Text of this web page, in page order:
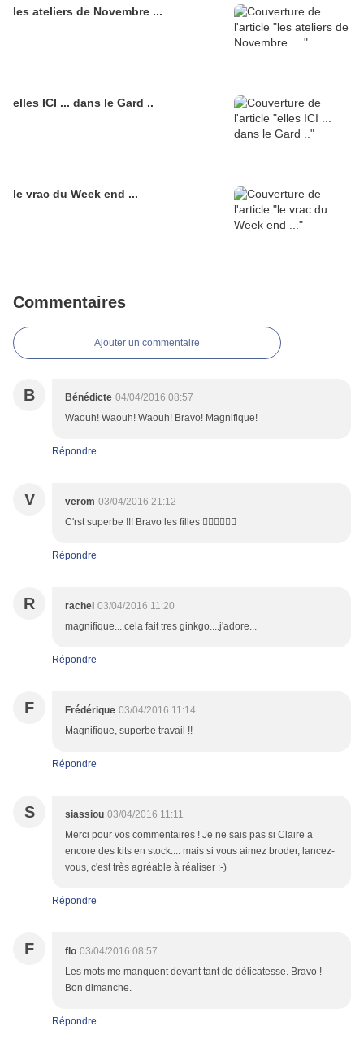
les ateliers de Novembre ...
elles ICI ... dans le Gard ..
le vrac du Week end ...
Commentaires
Ajouter un commentaire
B Bénédicte 04/04/2016 08:57
Waouh! Waouh! Waouh! Bravo! Magnifique!
Répondre
V verom 03/04/2016 21:12
C'rst superbe !!! Bravo les filles 👍🏻👍🏻👍🏻
Répondre
R rachel 03/04/2016 11:20
magnifique....cela fait tres ginkgo....j'adore...
Répondre
F Frédérique 03/04/2016 11:14
Magnifique, superbe travail !!
Répondre
S siassiou 03/04/2016 11:11
Merci pour vos commentaires ! Je ne sais pas si Claire a
encore des kits en stock.... mais si vous aimez broder, lancez-
vous, c'est très agréable à réaliser :-)
Répondre
F flo 03/04/2016 08:57
Les mots me manquent devant tant de délicatesse. Bravo !
Bon dimanche.
Répondre